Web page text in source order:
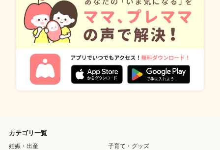
カテゴリ一覧
妊娠・出産
子育て・グッズ